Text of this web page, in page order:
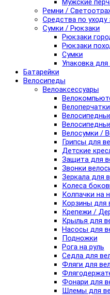
Мужские
Ремни /
Средства по
Сумки / Рюкзаки
Рюкзаки
Рюкзаки
Сумки
Упаковка
Батарейки
Велосипеды
Велоаксессуары
Велоперчатки
Велосумки /
Грипсы для
Детские
Защита для
Звонки
Зеркала для
Колеса
Колпачки на
Корзины для
Крепежи /
Крылья для
Насосы для
Подножки
Рога на руль
Седла для
Фляги для
Фонари для
Шлемы для